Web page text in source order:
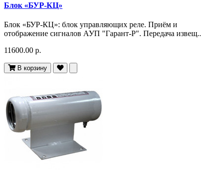
Блок «БУР-КЦ»
Блок «БУР-КЦ»: блок управляющих реле. Приём и
отображение сигналов АУП "Гарант-Р". Передача извещ..
11600.00 р.
В корзину